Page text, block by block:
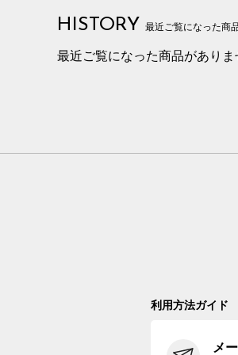
HISTORY 最近ご覧になった商
最近ご覧になった商品がありま
利用方法ガイド
メ